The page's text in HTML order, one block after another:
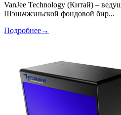
VanJee Technology (Китай) –
Шэньчжэньской фондовой бир...
Подробнее→